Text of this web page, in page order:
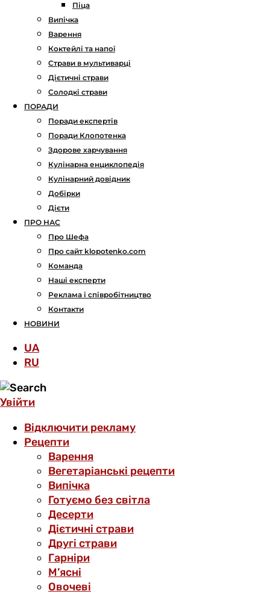
Піца
Випічка
Варення
Коктейлі та напої
Страви в мультиварці
Дієтичні страви
Солодкі страви
ПОРАДИ
Поради експертів
Поради Клопотенка
Здорове харчування
Кулінарна енциклопедія
Кулінарний довідник
Добірки
Дієти
ПРО НАС
Про Шефа
Про сайт klopotenko.com
Команда
Наші експерти
Реклама і співробітництво
Контакти
НОВИНИ
UA
RU
Увійти
Відключити рекламу
Рецепти
Варення
Вегетаріанські рецепти
Випічка
Готуємо без світла
Десерти
Дієтичні страви
Другі страви
Гарніри
М’ясні
Овочеві